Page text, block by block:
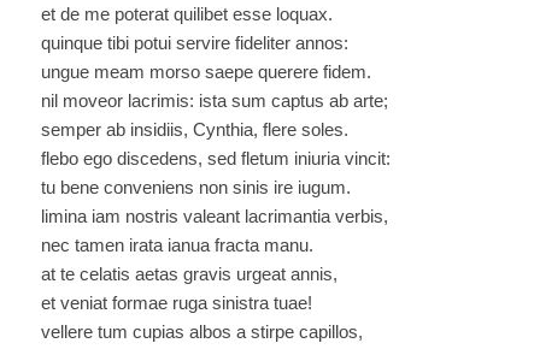
et de me poterat quilibet esse loquax.
quinque tibi potui servire fideliter annos:
ungue meam morso saepe querere fidem.
nil moveor lacrimis: ista sum captus ab arte;
semper ab insidiis, Cynthia, flere soles.
flebo ego discedens, sed fletum iniuria vincit:
tu bene conveniens non sinis ire iugum.
limina iam nostris valeant lacrimantia verbis,
nec tamen irata ianua fracta manu.
at te celatis aetas gravis urgeat annis,
et veniat formae ruga sinistra tuae!
vellere tum cupias albos a stirpe capillos,